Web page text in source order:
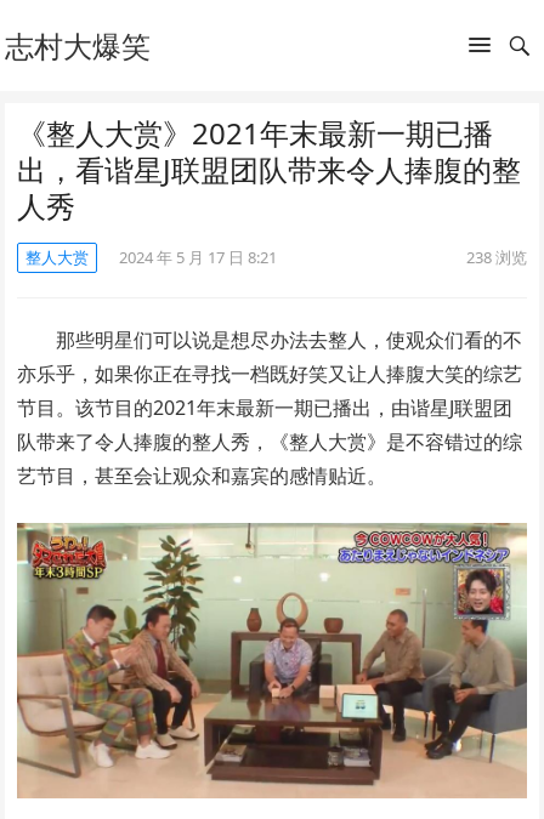
志村大爆笑
《整人大赏》2021年末最新一期已播
出，看谐星J联盟团队带来令人捧腹的整
人秀
整人大赏 2024 年 5 月 17 日 8:21 238浏览
那些明星们可以说是想尽办法去整人，使观众们看的不
亦乐乎，如果你正在寻找一档既好笑又让人捧腹大笑的综艺
节目。该节目的2021年末最新一期已播出，由谐星J联盟团
队带来了令人捧腹的整人秀，《整人大赏》是不容错过的综
艺节目，甚至会让观众和嘉宾的感情贴近。